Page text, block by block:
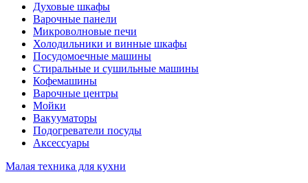
Духовые шкафы
Варочные панели
Микроволновые печи
Холодильники и винные шкафы
Посудомоечные машины
Стиральные и сушильные машины
Кофемашины
Варочные центры
Мойки
Вакууматоры
Подогреватели посуды
Аксессуары
Малая техника для кухни